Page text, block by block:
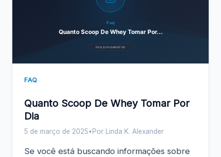
Faq
Quanto Scoop De Whey Tomar Por...
FAQ SUPLEMENTOS
FAQ
Quanto Scoop De Whey Tomar Por
Dia
5 de março de 2025• Por Linda K. Alexander
Se você está buscando informações sobre